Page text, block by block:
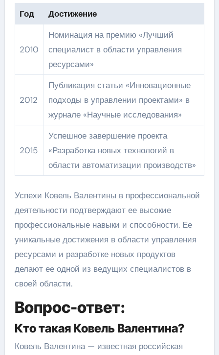
Год Достижение
2010
Номинация на премию «Лучший
специалист в области управления
ресурсами»
2012
Публикация статьи «Инновационные
подходы в управлении проектами» в
журнале «Научные исследования»
2015
Успешное завершение проекта
«Разработка новых технологий в
области автоматизации производств»
Успехи Ковель Валентины в профессиональной
деятельности подтверждают ее высокие
профессиональные навыки и способности. Ее
уникальные достижения в области управления
ресурсами и разработке новых продуктов
делают ее одной из ведущих специалистов в
своей области.
Вопрос-ответ:
Кто такая Ковель Валентина?
Ковель Валентина — известная российская